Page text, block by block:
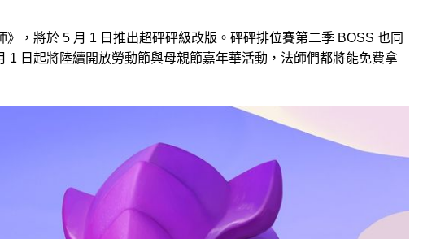
，將於 5 月 1 日推出超砰砰級改版。砰砰排位賽第二季 BOSS 也同
日起將陸續開放勞動節與母親節嘉年華活動，法師們都將能免費拿